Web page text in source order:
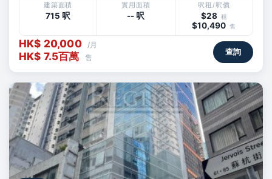
建築面積
715 呎
實用面積
-- 呎
呎租/呎價
$28 租
$10,490 售
HK$ 20,000 /月
HK$ 7.5百萬 售
查詢